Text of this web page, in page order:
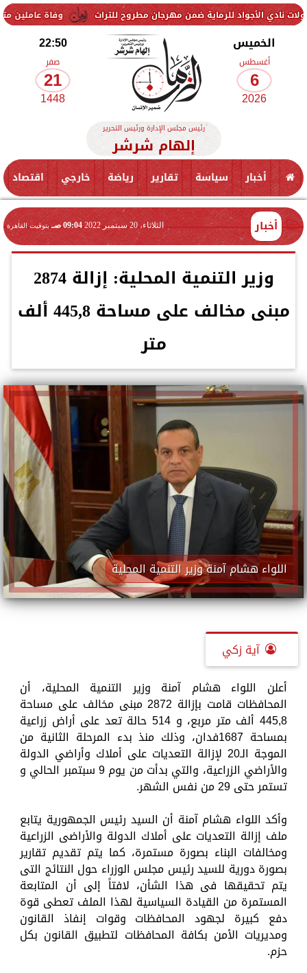
وفاة عاملين متأثرين للرماية ضمن مهرجان مطروح للتراث
الخميس
أغسطس
6
2026
22:50
صفر
21
1448
رئيس مجلس الإدارة ورئيس التحرير
إلهام شرشر
أخبار سياسة تقارير رياضة خارجي اقتصاد
أخبار الثلاثاء، 20 سبتمبر 2022 09:04 صـ بتوقيت القاهرة
وزير التنمية المحلية: إزالة 2874
مبنى مخالف على مساحة 445,8 ألف
متر
اللواء هشام آمنة وزير التنمية المحلية
آية زكي
أعلن اللواء هشام آمنة وزير التنمية المحلية، أن
المحافظات قامت بإزالة 2872 مبنى مخالف على مساحة
445,8 ألف متر مربع، و 514 حالة تعد على أراض زراعية
بمساحة 1687فدان، وذلك منذ بدء المرحلة الثانية من
الموجة الـ20 لإزالة التعديات على أملاك وأراضي الدولة
والأراضي الزراعية، والتي بدأت من يوم 9 سبتمبر الحالي و
تستمر حتى 29 من نفس الشهر.
وأكد اللواء هشام آمنة أن السيد رئيس الجمهورية يتابع
ملف إزالة التعديات على أملاك الدولة والأراضى الزراعية
ومخالفات البناء بصورة مستمرة، كما يتم تقديم تقارير
بصورة دورية للسيد رئيس مجلس الوزراء حول النتائج التى
يتم تحقيقها فى هذا الشأن، لافتاً إلى أن المتابعة
المستمرة من القيادة السياسية لهذا الملف تعطى قوة
دفع كبيرة لجهود المحافظات وقوات إنفاذ القانون
ومديريات الأمن بكافة المحافظات لتطبيق القانون بكل
حزم.